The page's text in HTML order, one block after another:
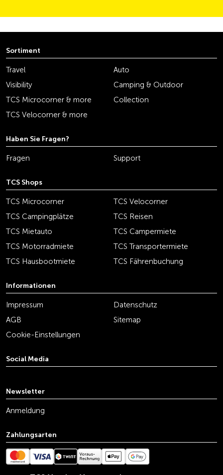
Sortiment
Travel
Auto
Visibility
Camping & Outdoor
TCS Microcorner & more
Collection
TCS Velocorner & more
Haben Sie Fragen?
Fragen Support
TCS Shops
TCS Microcorner
TCS Velocorner
TCS Campingplätze
TCS Reisen
TCS Mietauto
TCS Campermiete
TCS Motorradmiete
TCS Transportermiete
TCS Hausbootmiete
TCS Fährenbuchung
Informationen
Impressum
Datenschutz
AGB
Sitemap
Cookie-Einstellungen
Social Media
Newsletter
Anmeldung
Zahlungsarten